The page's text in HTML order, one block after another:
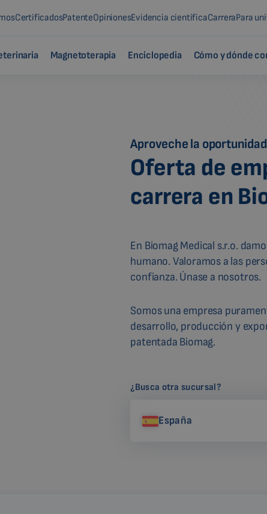
CertificadosPatenteOpinionesEvidencia científicaCarreraPara
Magnetoterapia Enciclopedia Cómo y dónde
Aproveche la oportunidad
Oferta de
carrera en
En Biomag Medical s.r.o.
humano. Valoramos a las
confianza. Únase a nosotros.
Somos una empresa
desarrollo, producción y
patentada Biomag.
¿Busca otra sucursal?
España